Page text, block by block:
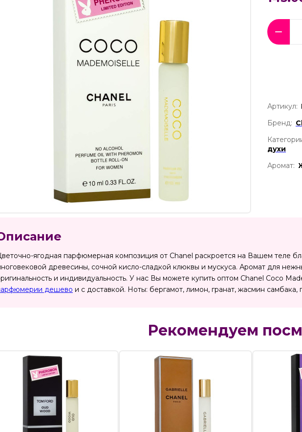
Артикул:
Бренд:
духи
Аромат:
ягодная парфюмерная композиция от Chanel раскроется на Вашем теле
древесины, сочной кисло-сладкой клюквы и мускуса. Аромат для
и индивидуальность. У нас Вы можете купить оптом Chanel Coco
дешево и с доставкой. Ноты: бергамот, лимон, гранат, жасмин самбака,
Рекомендуем